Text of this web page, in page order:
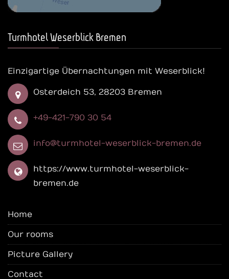
Turmhotel Weserblick Bremen
Einzigartige Übernachtungen mit Weserblick!
Osterdeich 53, 28203 Bremen
+49-421-790 30 54
info@turmhotel-weserblick-bremen.de
https://www.turmhotel-weserblick-
bremen.de
Home
Our rooms
Picture Gallery
Contact